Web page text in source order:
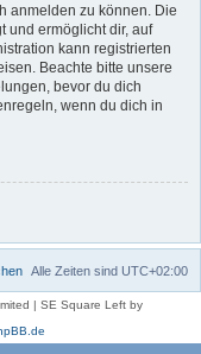
anmelden zu können. Die
und ermöglicht dir, auf
kann registrierten
Beachte bitte unsere
bevor du dich
wenn du dich in
Alle Zeiten sind UTC+02:00
| SE Square Left by